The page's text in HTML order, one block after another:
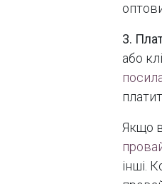
3.
або
Якщо
інші.